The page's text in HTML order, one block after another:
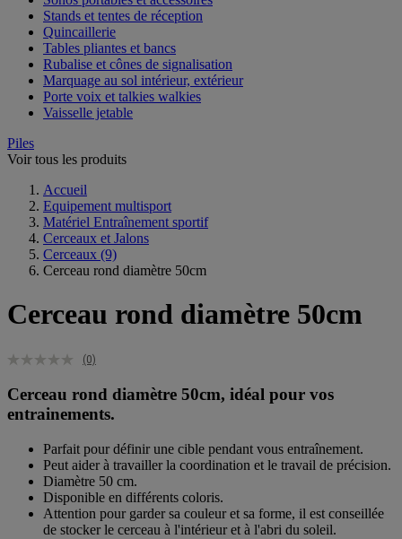
Stands et tentes de réception
Quincaillerie
Tables pliantes et bancs
Rubalise et cônes de signalisation
Marquage au sol intérieur, extérieur
Porte voix et talkies walkies
Vaisselle jetable
Piles
Voir tous les produits
Accueil
Equipement multisport
Matériel Entraînement sportif
Cerceaux et Jalons
Cerceaux (9)
Cerceau rond diamètre 50cm
Cerceau rond diamètre 50cm
(0)
Cerceau rond diamètre 50cm, idéal pour vos
entrainements.
Parfait pour définir une cible pendant vous entraînement.
Peut aider à travailler la coordination et le travail de précision.
Diamètre 50 cm.
Disponible en différents coloris.
Attention pour garder sa couleur et sa forme, il est conseillée
de stocker le cerceau à l'intérieur et à l'abri du soleil.